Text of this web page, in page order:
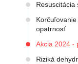
Resuscitácia
opatrnosť
Akcia 2024 -
Riziká